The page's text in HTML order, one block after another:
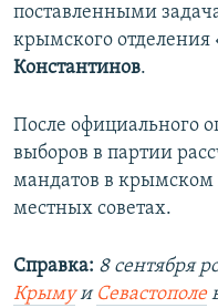
поставленными
крымского отделения
Константинов.
После официального
выборов в партии
мандатов в крымском
местных советах.
Справка: 8 сентября
Крымуи Севастополе